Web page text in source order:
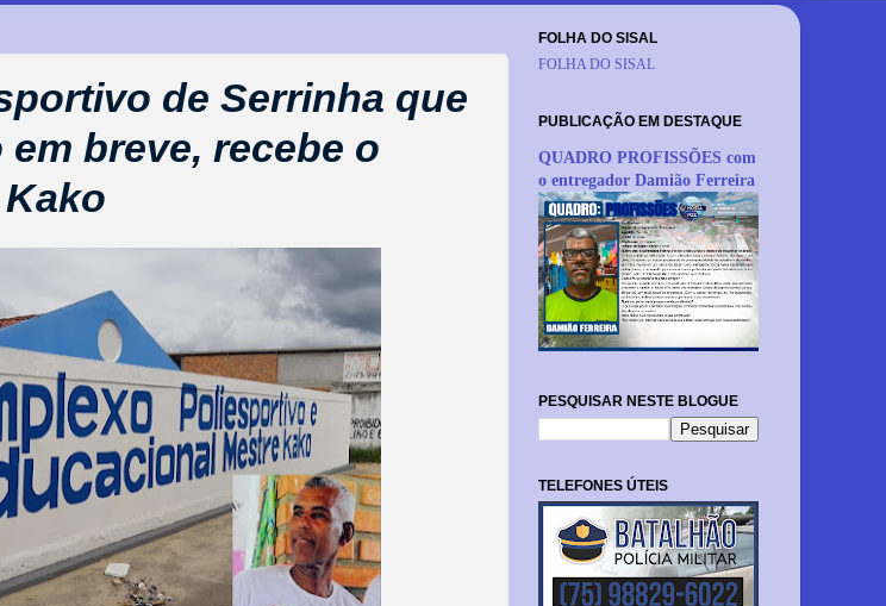
de Serrinha que
breve, recebe o
FOLHA DO SISAL
FOLHA DO SISAL
PUBLICAÇÃO EM DESTAQUE
QUADRO PROFISSÕES com
o entregador Damião Ferreira
PESQUISAR NESTE BLOGUE
TELEFONES ÚTEIS